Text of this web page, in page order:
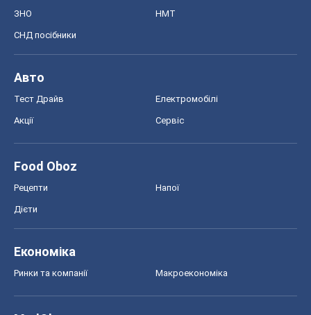
ЗНО НМТ
СНД посібники
Авто
Тест Драйв Електромобілі
Акції Сервіс
Food Oboz
Рецепти Напої
Дієти
Економіка
Ринки та компанії Макроекономіка